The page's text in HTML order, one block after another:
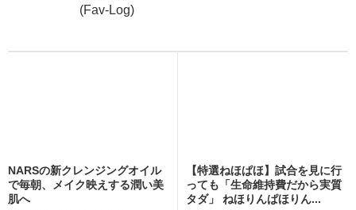
(Fav-Log)
NARSの新クレンジングオイル
で毎朝、メイク映えする潤い美
肌へ
【特選ねほぱほ】試合を見に行
っても「生命維持費だから実質
タダ」 ねほりんぱほりん...